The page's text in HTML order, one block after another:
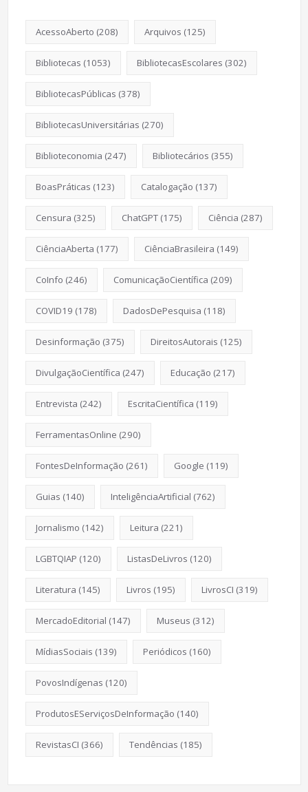
AcessoAberto (208) Arquivos (125)
Bibliotecas (1053) BibliotecasEscolares (302)
BibliotecasPúblicas (378)
BibliotecasUniversitárias (270)
Biblioteconomia (247) Bibliotecários (355)
BoasPráticas (123) Catalogação (137)
Censura (325) ChatGPT(175) Ciência (287)
CiênciaAberta (177) CiênciaBrasileira (149)
CoInfo (246) ComunicaçãoCientífica (209)
COVID19 (178) DadosDePesquisa (118)
Desinformação (375) DireitosAutorais (125)
DivulgaçãoCientífica (247) Educação (217)
Entrevista (242) EscritaCientífica (119)
FerramentasOnline (290)
FontesDeInformação (261) Google (119)
Guias (140) InteligênciaArtificial (762)
Jornalismo (142) Leitura (221)
LGBTQIAP (120) ListasDeLivros (120)
Literatura (145) Livros (195) LivrosCI (319)
MercadoEditorial (147) Museus (312)
MídiasSociais (139) Periódicos (160)
PovosIndígenas (120)
ProdutosEServiçosDeInformação (140)
RevistasCI (366) Tendências (185)